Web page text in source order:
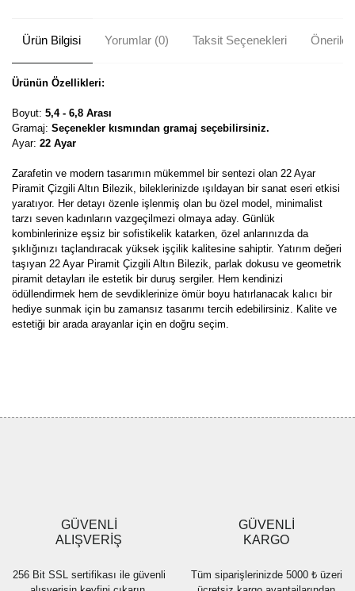
Ürün Bilgisi Yorumlar (0) Taksit Seçenekleri
Ürünün Özellikleri:
Boyut: 5,4 - 6,8 Arası
Gramaj: Seçenekler kısmından gramaj seçebilirsiniz.
Ayar: 22 Ayar
Zarafetin ve modern tasarımın mükemmel bir sentezi olan 22 Ayar
Piramit Çizgili Altın Bilezik, bileklerinizde ışıldayan bir sanat eseri etkisi
yaratıyor. Her detayı özenle işlenmiş olan bu özel model, minimalist
tarzı seven kadınların vazgeçilmezi olmaya aday. Günlük
kombinlerinize eşsiz bir sofistikelik katarken, özel anlarınızda da
şıklığınızı taçlandıracak yüksek işçilik kalitesine sahiptir. Yatırım değeri
taşıyan 22 Ayar Piramit Çizgili Altın Bilezik, parlak dokusu ve geometrik
piramit detayları ile estetik bir duruş sergiler. Hem kendinizi
ödüllendirmek hem de sevdiklerinize ömür boyu hatırlanacak kalıcı bir
hediye sunmak için bu zamansız tasarımı tercih edebilirsiniz. Kalite ve
estetiği bir arada arayanlar için en doğru seçim.
Ürün fiyatı diğer sitelerden daha pahalı.
Bu ürüne benzer farklı alternatifler olmalı.
GÜVENLİ
ALIŞVERİŞ
256 Bit SSL sertifikası ile güvenli
GÜVENLİ
KARGO
Tüm siparişlerinizde 5000 ₺ üzeri